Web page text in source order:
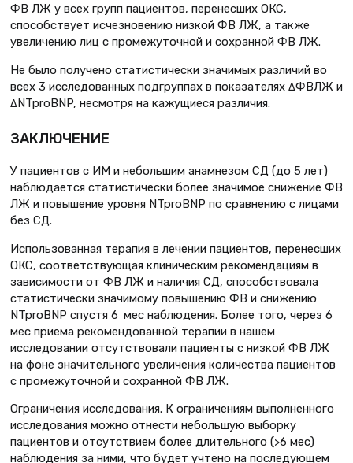
ФВ ЛЖ у всех групп пациентов, перенесших ОКС,
способствует исчезновению низкой ФВ ЛЖ, а также
увеличению лиц с промежуточной и сохранной ФВ ЛЖ.
Не было получено статистически значимых различий во
всех 3 исследованных подгруппах в показателях ΔФВЛЖ и
ΔNTproBNP, несмотря на кажущиеся различия.
ЗАКЛЮЧЕНИЕ
У пациентов с ИМ и небольшим анамнезом СД (до 5 лет)
наблюдается статистически более значимое снижение ФВ
ЛЖ и повышение уровня NTproBNP по сравнению с лицами
без СД.
Использованная терапия в лечении пациентов, перенесших
ОКС, соответствующая клиническим рекомендациям в
зависимости от ФВ ЛЖ и наличия СД, способствовала
статистически значимому повышению ФВ и снижению
NTproBNP спустя 6 мес наблюдения. Более того, через 6
мес приема рекомендованной терапии в нашем
исследовании отсутствовали пациенты с низкой ФВ ЛЖ
на фоне значительного увеличения количества пациентов
с промежуточной и сохранной ФВ ЛЖ.
Ограничения исследования. К ограничениям выполненного
исследования можно отнести небольшую выборку
пациентов и отсутствием более длительного (>6 мес)
наблюдения за ними, что будет учтено на последующем